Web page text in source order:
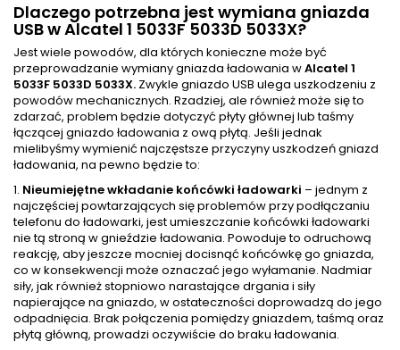
Dlaczego potrzebna jest wymiana gniazda
USB w Alcatel 1 5033F 5033D 5033X?
Jest wiele powodów, dla których konieczne może być
przeprowadzanie wymiany gniazda ładowania wAlcatel 1
5033F 5033D 5033X. Zwykle gniazdo USB ulega uszkodzeniu z
powodów mechanicznych. Rzadziej, ale również może się to
zdarzać, problem będzie dotyczyć płyty głównej lub taśmy
łączącej gniazdo ładowania z ową płytą. Jeśli jednak
mielibyśmy wymienić najczęstsze przyczyny uszkodzeń gniazd
ładowania, na pewno będzie to:
1. Nieumiejętne wkładanie końcówki ładowarki – jednym z
najczęściej powtarzających się problemów przy podłączaniu
telefonu do ładowarki, jest umieszczanie końcówki ładowarki
nie tą stroną w gnieździe ładowania. Powoduje to odruchową
reakcję, aby jeszcze mocniej docisnąć końcówkę go gniazda,
co w konsekwencji może oznaczać jego wyłamanie. Nadmiar
siły, jak również stopniowo narastające drgania i siły
napierające na gniazdo, w ostateczności doprowadzą do jego
odpadnięcia. Brak połączenia pomiędzy gniazdem, taśmą oraz
płytą główną, prowadzi oczywiście do braku ładowania.